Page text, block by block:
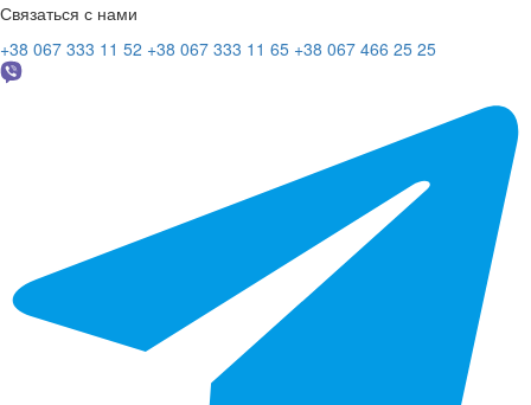
Связаться с нами
+38 067 333 11 52 +38 067 333 11 65 +38 067 466 25 25